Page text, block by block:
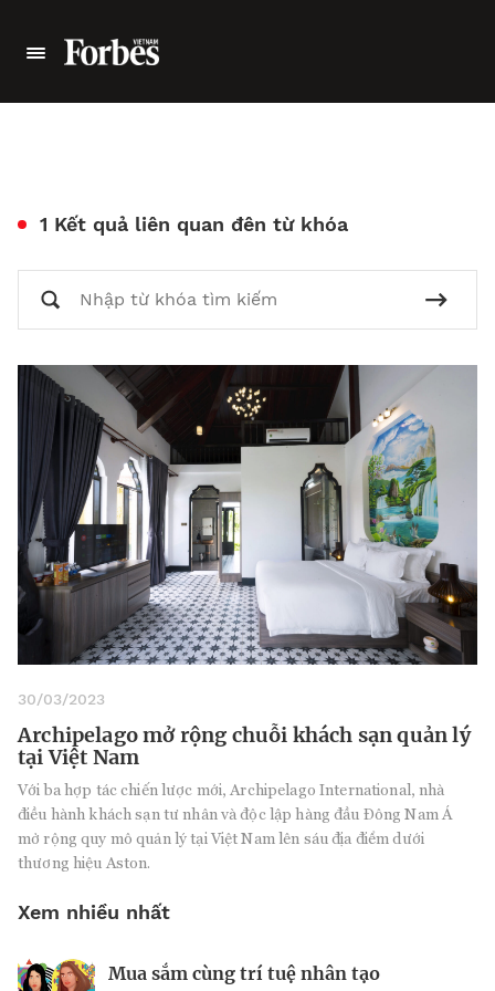
1 Kết quả liên quan đên từ khóa
30/03/2023
Archipelago mở rộng chuỗi khách sạn quản lý
tại Việt Nam
Với ba hợp tác chiến lược mới, Archipelago International, nhà
điều hành khách sạn tư nhân và độc lập hàng đầu Đông Nam Á
mở rộng quy mô quản lý tại Việt Nam lên sáu địa điểm dưới
thương hiệu Aston.
Xem nhiều nhất
Mua sắm cùng trí tuệ nhân tạo
Nhà sáng lập 25 tuổi và tham vọng lật
Kiểm soát bất ổn và bảo vệ sức khỏe